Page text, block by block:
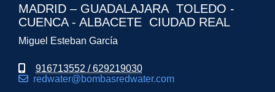
MADRID – GUADALAJARA TOLEDO -
CUENCA - ALBACETE CIUDAD REAL
Miguel Esteban García
916713552 / 629219030
redwater
bombasredwater.com